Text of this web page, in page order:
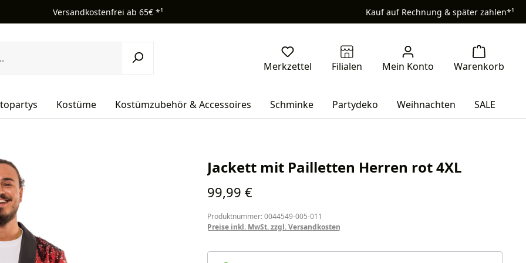
Versandkostenfrei ab 65€ *¹ Kauf auf Rechnung & später zahlen*¹
Kostüme Kostümzubehör & Accessoires Schminke Partydeko Weihnachten SALE
Jackett mit Pailletten Herren rot 4XL
Regulärer Preis:
99,99 €
Produktnummer: 0044549-005-011
Preise inkl. MwSt. zzgl. Versandkosten